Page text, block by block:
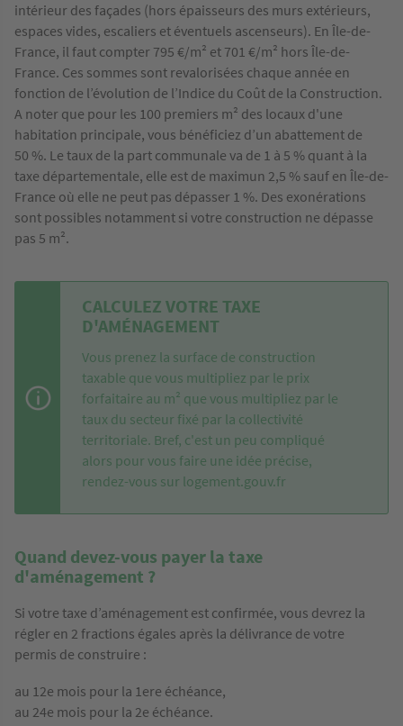
intérieur des façades (hors épaisseurs des murs extérieurs,
espaces vides, escaliers et éventuels ascenseurs). En Île-de-
France, il faut compter 795 €/m² et 701 €/m² hors Île-de-
France. Ces sommes sont revalorisées chaque année en
fonction de l’évolution de l’Indice du Coût de la Construction.
A noter que pour les 100 premiers m² des locaux d'une
habitation principale, vous bénéficiez d’un abattement de
50 %. Le taux de la part communale va de 1 à 5 % quant à la
taxe départementale, elle est de maximun 2,5 % sauf en Île-de-
France où elle ne peut pas dépasser 1 %. Des exonérations
sont possibles notamment si votre construction ne dépasse
pas 5 m².
CALCULEZ VOTRE TAXE
D'AMÉNAGEMENT
Vous prenez la surface de construction
taxable que vous multipliez par le prix
forfaitaire au m² que vous multipliez par le
taux du secteur fixé par la collectivité
territoriale. Bref, c'est un peu compliqué
alors pour vous faire une idée précise,
rendez-vous sur logement.gouv.fr
Quand devez-vous payer la taxe
d'aménagement ?
Si votre taxe d’aménagement est confirmée, vous devrez la
régler en 2 fractions égales après la délivrance de votre
permis de construire :
au 12e mois pour la 1ere échéance,
au 24e mois pour la 2e échéance.